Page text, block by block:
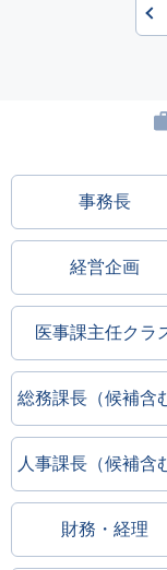
事務長
経営企画
医事課主任クラ
総務課長（候補含
人事課長（候補含
財務・経理